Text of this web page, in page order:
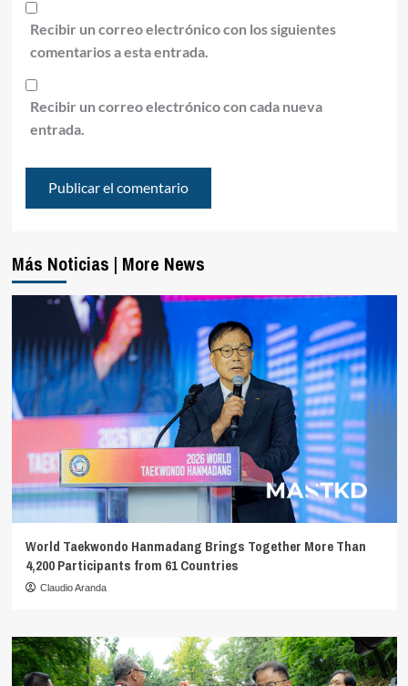
Recibir un correo electrónico con los siguientes
comentarios a esta entrada.
Recibir un correo electrónico con cada nueva
entrada.
Más Noticias | More News
World Taekwondo Hanmadang Brings Together More Than
4,200 Participants from 61 Countries
Claudio Aranda